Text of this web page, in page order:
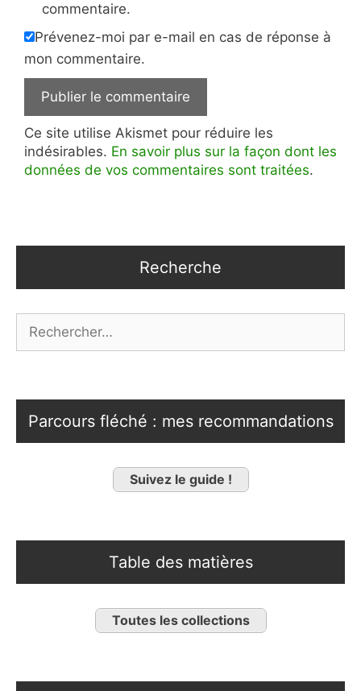
commentaire.
Prévenez-moi par e-mail en cas de réponse à
mon commentaire.
Ce site utilise Akismet pour réduire les
indésirables. En savoir plus sur la façon dont les
données de vos commentaires sont traitées.
Recherche
Parcours fléché : mes recommandations
Suivez le guide !
Table des matières
Toutes les collections